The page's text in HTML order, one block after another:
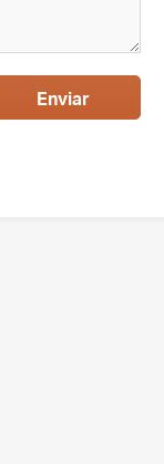
Enviar